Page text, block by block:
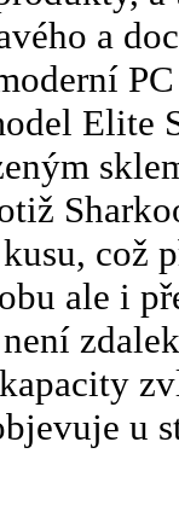
a
Elite
což
ale i
u